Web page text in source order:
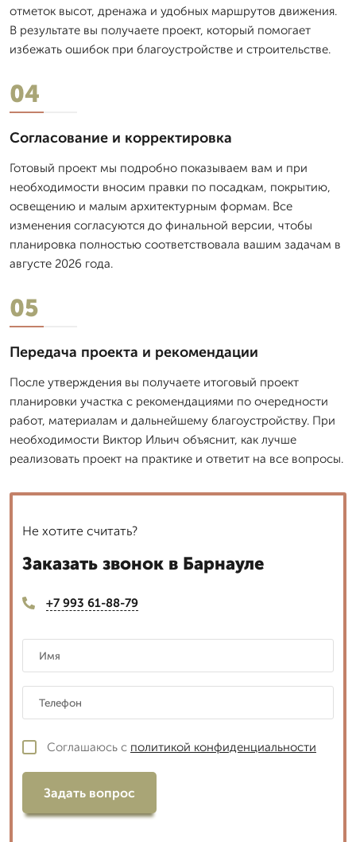
отметок высот, дренажа и удобных маршрутов движения.
В результате вы получаете проект, который помогает
избежать ошибок при благоустройстве и строительстве.
04
Согласование и корректировка
Готовый проект мы подробно показываем вам и при
необходимости вносим правки по посадкам, покрытию,
освещению и малым архитектурным формам. Все
изменения согласуются до финальной версии, чтобы
планировка полностью соответствовала вашим задачам в
августе 2026 года.
05
Передача проекта и рекомендации
После утверждения вы получаете итоговый проект
планировки участка с рекомендациями по очередности
работ, материалам и дальнейшему благоустройству. При
необходимости Виктор Ильич объяснит, как лучше
реализовать проект на практике и ответит на все вопросы.
Не хотите считать?
Заказать звонок в Барнауле
+7 993 61-88-79
Соглашаюсь с политикой конфиденциальности
Задать вопрос